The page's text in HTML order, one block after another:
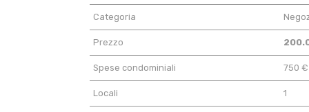
Categoria
Prezzo
Spese condominiali 750
Locali 1